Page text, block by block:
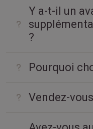
Y a-t-il un
?
Pourquoi
Vendez-